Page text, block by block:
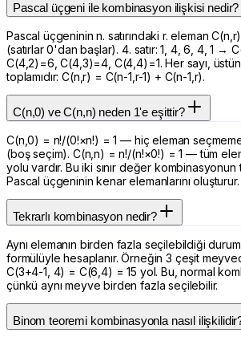
Pascal üçgeni ile kombinasyon ilişkisi nedir?
Pascal üçgeninin n. satırındaki r. eleman
(satırlar 0'dan başlar). 4. satır: 1, 4, 6, 4, 1 →
C(4,2)=6, C(4,3)=4, C(4,4)=1. Her sayı,
toplamıdır: C(n,r) = C(n-1,r-1) + C(n-1,r).
C(n,0) ve C(n,n) neden 1'e eşittir?
C(n,0) = n!/(0!×n!) = 1 — hiç eleman
(boş seçim). C(n,n) = n!/(n!×0!) = 1 — tüm
yolu vardır. Bu iki sınır değer
Pascal üçgeninin kenar elemanlarını oluşturur.
Tekrarlı kombinasyon nedir?
Aynı elemanın birden fazla seçilebildiği
formülüyle hesaplanır. Örneğin 3 çeşit
C(3+4-1, 4) = C(6,4) = 15 yol. Bu, normal
çünkü aynı meyve birden fazla seçilebilir.
Binom teoremi kombinasyonla nasıl